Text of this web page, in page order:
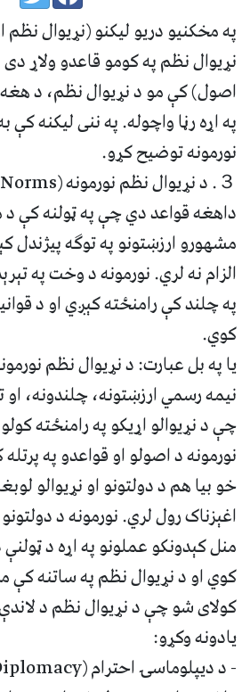
په مخکنیو دریو لیکنو (نړیوال نظم
نړیوال نظم په کومو قاعدو ولاړ
اصول) کې مو د نړیوال نظم، د
په اړه رڼا واچوله. په ننی لیکنه کې
نورمونه توضیح کړو.
３. د نړیوال نظم نورمونه (Norms)
داهغه قواعد دي چې په ټولنه کې
مشهورو ارزښتونو په توګه پیژندل
الزام نه لري. نورمونه د وخت په
په چلند کې رامنځته کېږي او د
کوي.
یا په بل عبارت: د نړیوال نظم
نیمه رسمي ارزښتونه، چلندونه،
چې د نړیوالو اړیکو په رامنځته
نورمونه د اصولو او قواعدو په
خو بیا هم د دولتونو او نړیوالو
اغېزناک رول لري. نورمونه د
منل کېدونکو عملونو په اړه د
کوي او د نړیوال نظم په ساتنه کې
کولای شو چې د نړیوال نظم د
یادونه وکړو: